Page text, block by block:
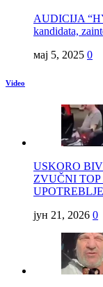
AUDICIJA
kandidata,
мај 5, 2025 0
Video
USKORO
ZVUČNI TOP
јун 21, 2026 0